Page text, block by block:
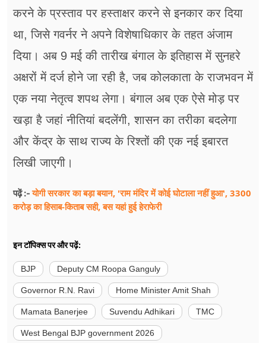
करने के प्रस्ताव पर हस्ताक्षर करने से इनकार कर दिया
था, जिसे गवर्नर ने अपने विशेषाधिकार के तहत अंजाम
दिया। अब 9 मई की तारीख बंगाल के इतिहास में सुनहरे
अक्षरों में दर्ज होने जा रही है, जब कोलकाता के राजभवन में
एक नया नेतृत्व शपथ लेगा। बंगाल अब एक ऐसे मोड़ पर
खड़ा है जहां नीतियां बदलेंगी, शासन का तरीका बदलेगा
और केंद्र के साथ राज्य के रिश्तों की एक नई इबारत
लिखी जाएगी।
पढ़ें :-योगी सरकार का बड़ा बयान, 'राम मंदिर में कोई घोटाला नहीं हुआ', 3300
करोड़ का हिसाब-किताब सही, बस यहां हुई हेराफेरी
इन टॉपिक्स पर और पढ़ें:
BJP Deputy CM Roopa Ganguly
Governor R.N. Ravi Home Minister Amit Shah
Mamata Banerjee Suvendu Adhikari TMC
West Bengal BJP government 2026